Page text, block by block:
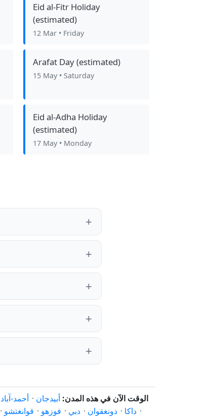
Eid al-Fitr Holiday
(estimated)
12 Mar • Friday
Arafat Day (estimated)
15 May • Saturday
Eid al-Adha Holiday
(estimated)
17 May • Monday
الوقت الآن في هذه المدن: أبيدجان · أحمد-آباد
· داكا · دونغقوان · دبي · فوزهو · قوانغتشو ·